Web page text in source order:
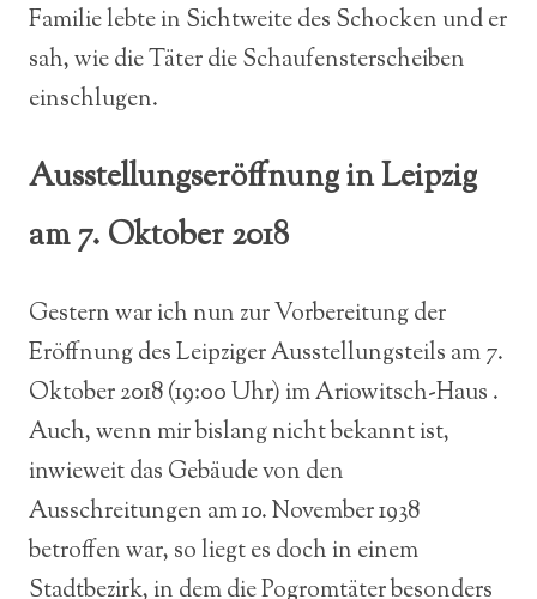
Familie lebte in Sichtweite des Schocken und er
sah, wie die Täter die Schaufensterscheiben
einschlugen.
Ausstellungseröffnung in Leipzig
am 7. Oktober 2018
Gestern war ich nun zur Vorbereitung der
Eröffnung des Leipziger Ausstellungsteils am 7.
Oktober 2018 (19:00 Uhr) im Ariowitsch-Haus .
Auch, wenn mir bislang nicht bekannt ist,
inwieweit das Gebäude von den
Ausschreitungen am 10. November 1938
betroffen war, so liegt es doch in einem
Stadtbezirk, in dem die Pogromtäter besonders